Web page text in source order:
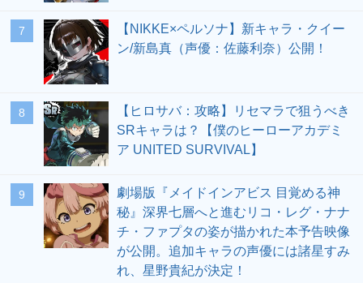
7
【NIKKE×ペルソナ】新キャラ・クイー
ン/新島真（声優：佐藤利奈）公開！
8
【ヒロサバ：攻略】リセマラで狙うべき
SRキャラは？【僕のヒーローアカデミ
ア UNITED SURVIVAL】
9
劇場版『メイドインアビス 目覚める神
秘』深界七層へと進むリコ・レグ・ナナ
チ・ファプタの姿が描かれた本予告映像
が公開。追加キャラの声優には諸星すみ
れ、星野貴紀が決定！